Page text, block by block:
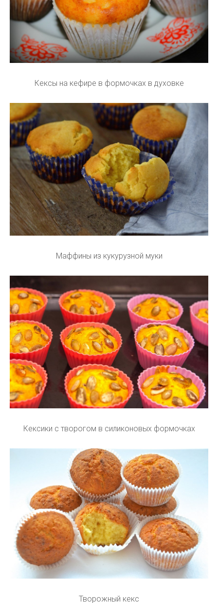
Кексы на кефире в формочках в духовке
Маффины из кукурузной муки
Кексики с творогом в силиконовых формочках
Творожный кекс